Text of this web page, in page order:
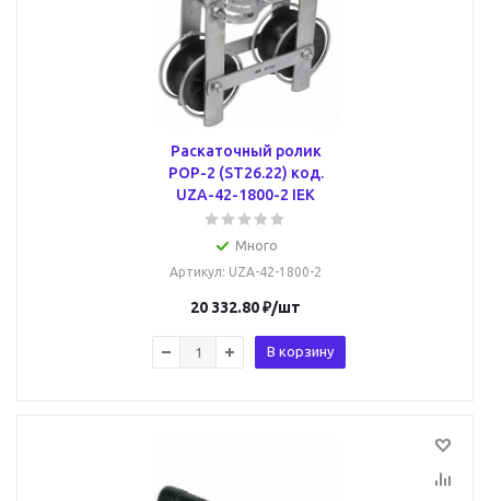
Раскаточный ролик
РОР-2 (ST26.22) код.
UZA-42-1800-2 IEK
Много
Артикул: UZA-42-1800-2
20 332.80₽/шт
В корзину